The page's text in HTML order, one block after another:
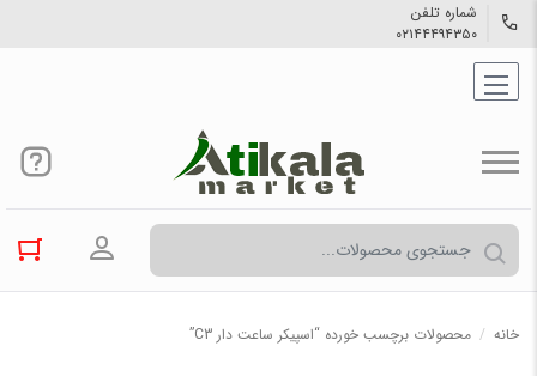
شماره تلفن
۰۲۱۴۴۴۹۴۳۵۰
ورود به
خانه / محصولات برچسب خورده “اسپیکر ساعت دار C3”